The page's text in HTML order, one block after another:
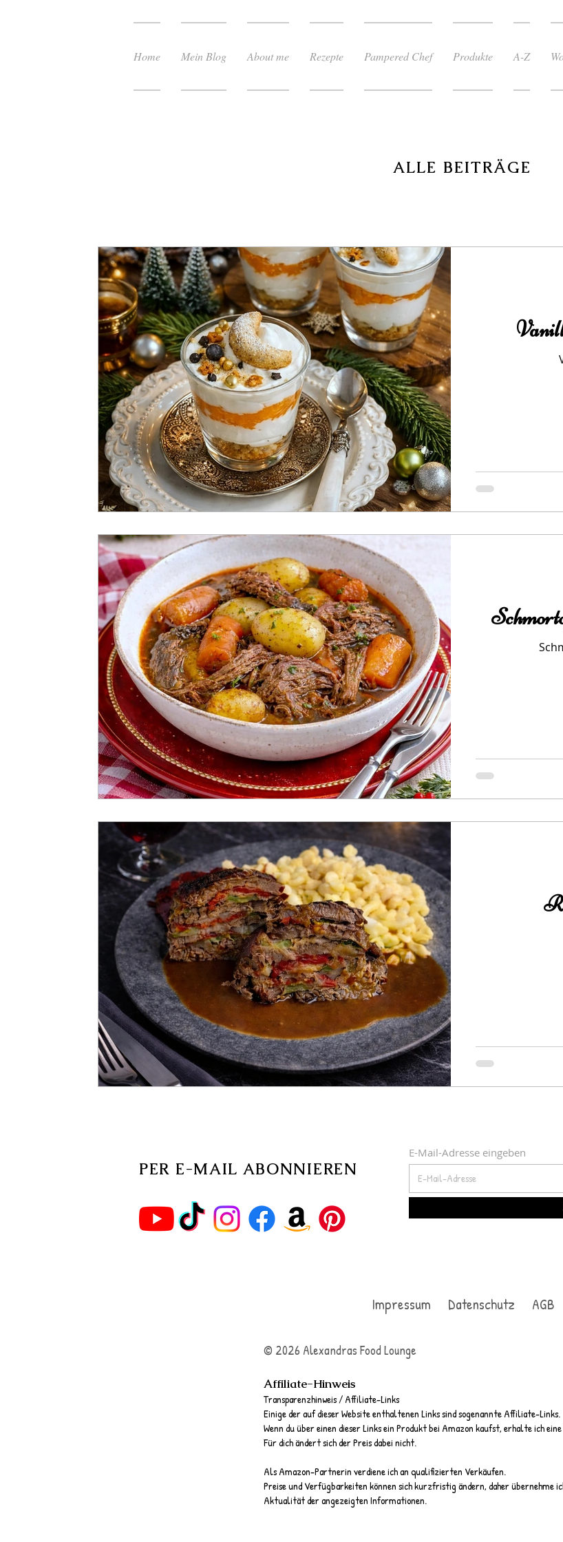
Home Mein Blog About me Rezepte Pampered Chef Produkte A-Z
ALLE BEITRÄGE
PER E-MAIL ABONNIEREN
E-Mail-Adresse eingeben
Impressum Datenschutz AGB
© 2026 Alexandras Food Lounge
Affiliate-Hinweis
Transparenzhinweis / Affiliate-Links
Einige der auf dieser Website enthaltenen Links sind sogenannte Affiliate-Links.
Wenn du über einen dieser Links ein Produkt bei Amazon kaufst, erhalte ich
Für dich ändert sich der Preis dabei nicht.
Als Amazon-Partnerin verdiene ich an qualifizierten Verkäufen.
Preise und Verfügbarkeiten können sich kurzfristig ändern, daher übernehme
Aktualität der angezeigten Informationen.